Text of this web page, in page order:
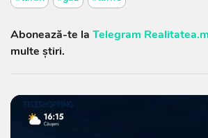
Abonează-te la Telegram
multe știri.